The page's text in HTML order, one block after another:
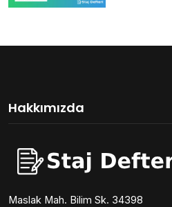
Hakkımızda
Maslak Mah. Bilim Sk. 34398